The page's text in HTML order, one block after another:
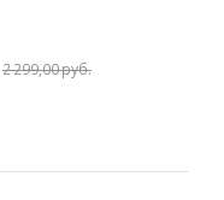
2 299,00 руб.